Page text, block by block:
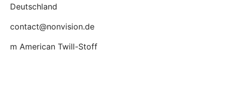
Deutschland
contact@nonvision.de
m American Twill-Stoff